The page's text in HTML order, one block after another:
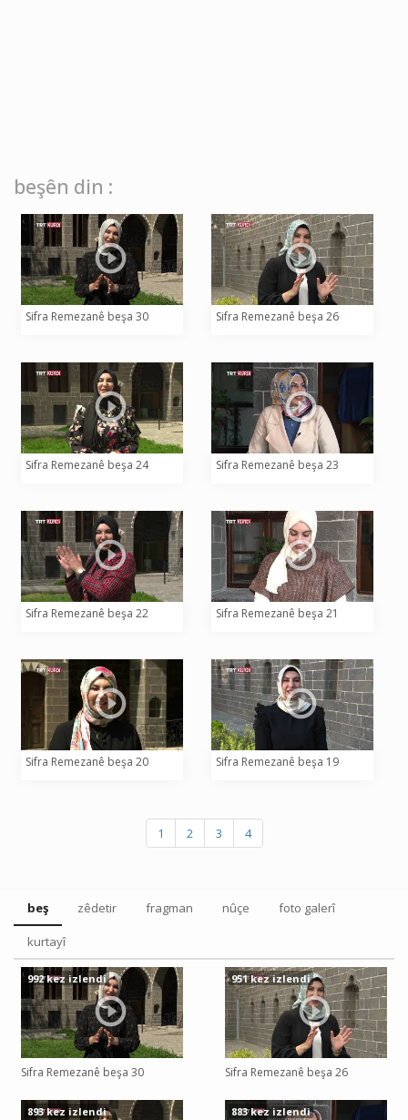
beşên din :
Sifra Remezanê beşa 30 Sifra Remezanê beşa 26
Sifra Remezanê beşa 24 Sifra Remezanê beşa 23
Sifra Remezanê beşa 22 Sifra Remezanê beşa 21
Sifra Remezanê beşa 20 Sifra Remezanê beşa 19
1 2 3 4
beş zêdetir fragman nûçe foto galerî
kurtayî
Sifra Remezanê beşa 30
992 kez izlendi
Sifra Remezanê beşa 26
951 kez izlendi
893 kez izlendi 883 kez izlendi